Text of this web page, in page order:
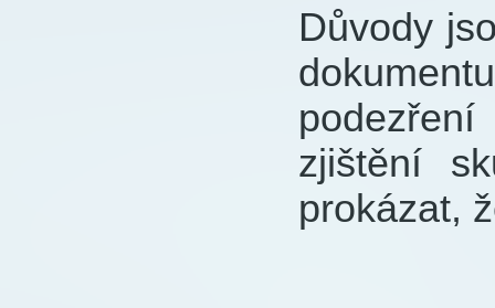
Důvody
zjištění
prokázat,